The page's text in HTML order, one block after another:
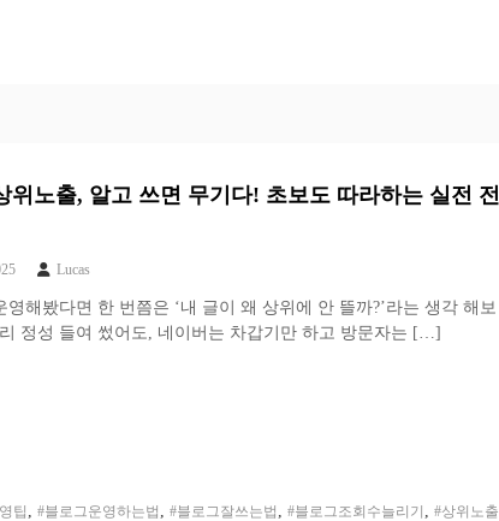
위노출, 알고 쓰면 무기다! 초보도 따라하는 실전 전
Lucas
영해봤다면 한 번쯤은 ‘내 글이 왜 상위에 안 뜰까?’라는 생각 해보
정성 들여 썼어도, 네이버는 차갑기만 하고 방문자는 […]
팁 #블로그운영하는법 #블로그잘쓰는법 #블로그조회수늘리기
#상위노출